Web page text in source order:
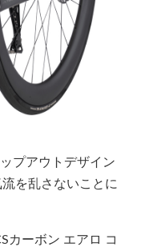
プアウトデザイン
を乱さないことに
カーボン エアロ コ